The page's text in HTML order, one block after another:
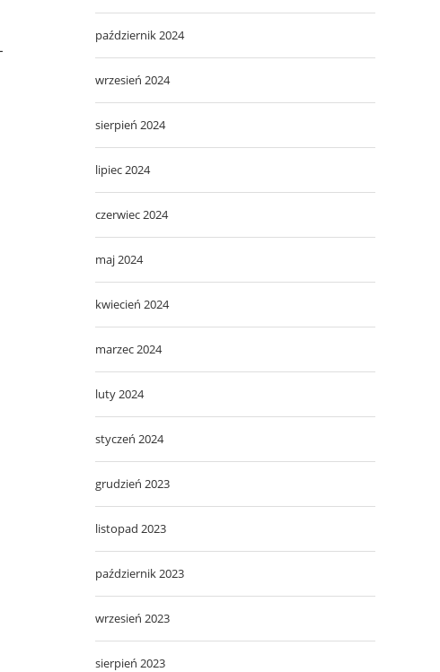
październik 2024
wrzesień 2024
sierpień 2024
lipiec 2024
czerwiec 2024
maj 2024
kwiecień 2024
marzec 2024
luty 2024
styczeń 2024
grudzień 2023
listopad 2023
październik 2023
wrzesień 2023
sierpień 2023